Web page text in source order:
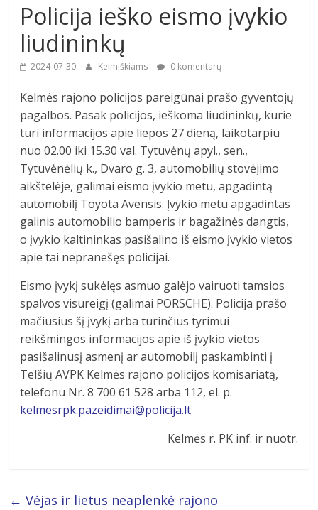
Policija ieško eismo įvykio
liudininkų
2024-07-30 Kelmiškiams 0 komentarų
Kelmės rajono policijos pareigūnai prašo gyventojų
pagalbos. Pasak policijos, ieškoma liudininkų, kurie
turi informacijos apie liepos 27 dieną, laikotarpiu
nuo 02.00 iki 15.30 val. Tytuvėnų apyl., sen.,
Tytuvėnėlių k., Dvaro g. 3, automobilių stovėjimo
aikštelėje, galimai eismo įvykio metu, apgadintą
automobilį Toyota Avensis. Įvykio metu apgadintas
galinis automobilio bamperis ir bagažinės dangtis,
o įvykio kaltininkas pasišalino iš eismo įvykio vietos
apie tai nepranešęs policijai.
Eismo įvykį sukėlęs asmuo galėjo vairuoti tamsios
spalvos visureigį (galimai PORSCHE). Policija prašo
mačiusius šį įvykį arba turinčius tyrimui
reikšmingos informacijos apie iš įvykio vietos
pasišalinusį asmenį ar automobilį paskambinti į
Telšių AVPK Kelmės rajono policijos komisariatą,
telefonu Nr. 8 700 61 528 arba 112, el. p.
kelmesrpk.pazeidimai@policija.lt
Kelmės r. PK inf. ir nuotr.
← Vėjas ir lietus neaplenkė rajono